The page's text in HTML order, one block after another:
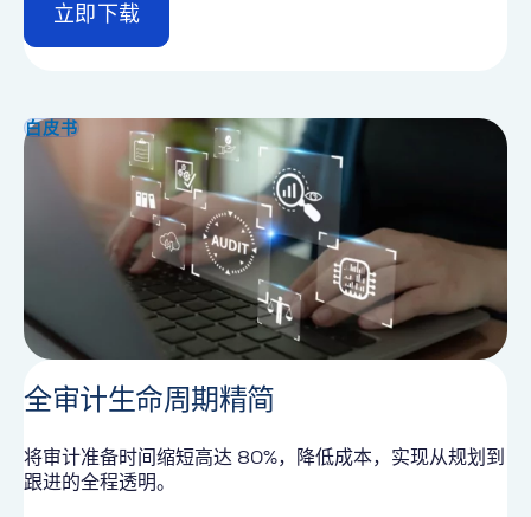
立即下载
d
e
i
白皮书
全审计生命周期精简
将审计准备时间缩短高达 80%，降低成本，实现从规划到
跟进的全程透明。